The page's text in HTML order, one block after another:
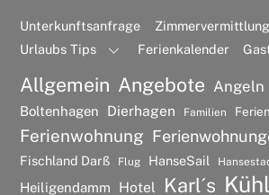
Unterkunftsanfrage
Urlaubs Tips
Ferienkalender
Allgemein Angebote Angeln
Boltenhagen Dierhagen Familien
Ferienwohnung
Fischland Darß Flug HanseSail
Heiligendamm Hotel Karl´s